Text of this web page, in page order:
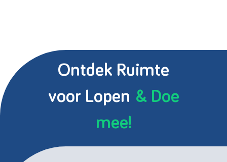
Ontdek Ruimte
voor Lopen & Doe
mee!